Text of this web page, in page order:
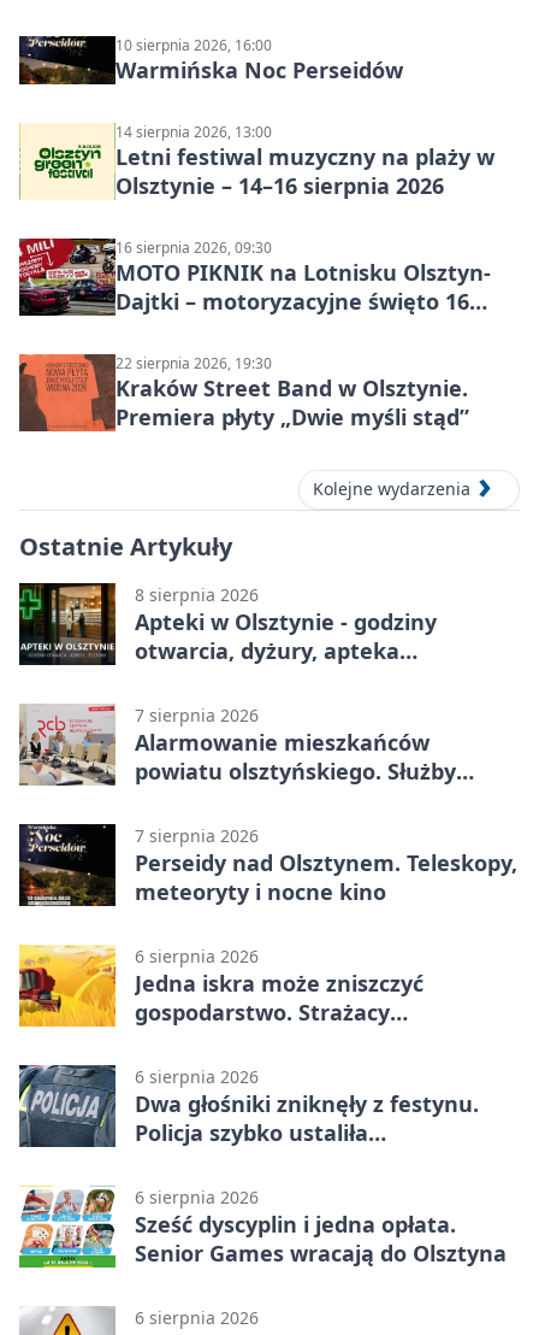
10 sierpnia 2026, 16:00
Warmińska Noc Perseidów
14 sierpnia 2026, 13:00
Letni festiwal muzyczny na plaży w
Olsztynie – 14–16 sierpnia 2026
16 sierpnia 2026, 09:30
MOTO PIKNIK na Lotnisku Olsztyn-
Dajtki – motoryzacyjne święto 16
22 sierpnia 2026, 19:30
Kraków Street Band w Olsztynie.
Premiera płyty „Dwie myśli stąd”
Kolejne wydarzenia
Ostatnie Artykuły
8 sierpnia 2026
Apteki w Olsztynie - godziny
otwarcia, dyżury, apteka
7 sierpnia 2026
Alarmowanie mieszkańców
powiatu olsztyńskiego. Służby
7 sierpnia 2026
Perseidy nad Olsztynem. Teleskopy,
meteoryty i nocne kino
6 sierpnia 2026
Jedna iskra może zniszczyć
gospodarstwo. Strażacy
6 sierpnia 2026
Dwa głośniki zniknęły z festynu.
Policja szybko ustaliła
6 sierpnia 2026
Sześć dyscyplin i jedna opłata.
Senior Games wracają do Olsztyna
6 sierpnia 2026